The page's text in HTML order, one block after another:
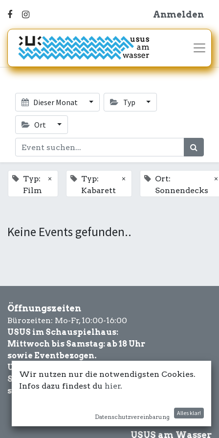
Anmelden
Dieser Monat Typ
Ort
Typ:
Film
×
Typ:
Kabarett
×
Ort:
Sonnendecks
×
Keine Events gefunden..
Öffnungszeiten
Bürozeiten: Mo-Fr, 10:00-16:00
USUS im Schauspielhaus:
Mittwoch bis Samstag: ab 18 Uhr
sowie Eventbezogen.
USUS am Wasser:
Schönwetter-
sowie Eventbezogen.
USUS am Wasser
Wir nutzen nur die notwendigsten Cookies.
Infos dazu findest du hier.
Datenschutzvereinbarung
Alles klar!